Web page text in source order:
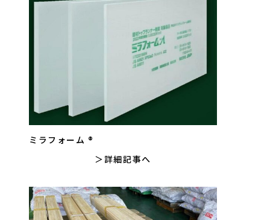
ミラフォーム ®
詳細記事へ